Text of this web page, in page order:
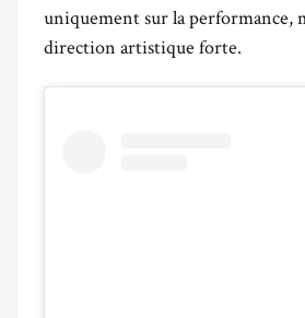
uniquement sur la performance,
direction artistique forte.